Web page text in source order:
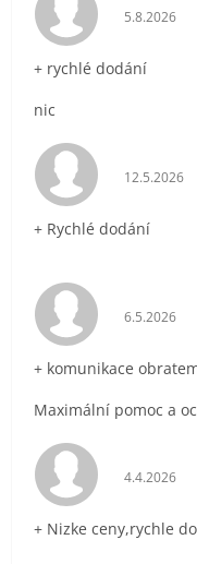
5.8.2026
+ rychlé dodání
nic
12.5.2026
+ Rychlé dodání
6.5.2026
+ komunikace
Maximální pomoc a
4.4.2026
+ Nizke ceny,rychle